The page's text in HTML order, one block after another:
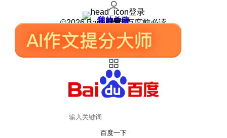
登录
我的关注
我的收藏
皮肤中心
用户反馈
设置
©2026 Baidu 使用百度前必读
百度一下